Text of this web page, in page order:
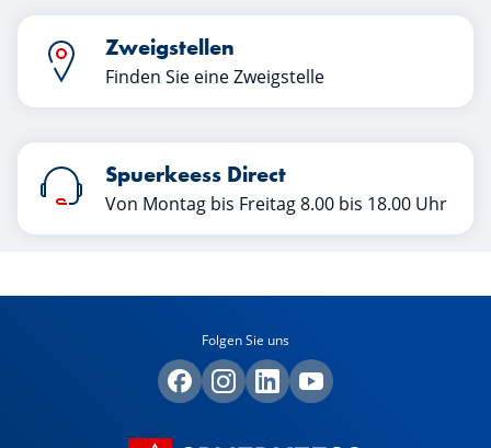
Zweigstellen
Finden Sie eine Zweigstelle
Spuerkeess Direct
Von Montag bis Freitag 8.00 bis 18.00 Uhr
Folgen Sie uns